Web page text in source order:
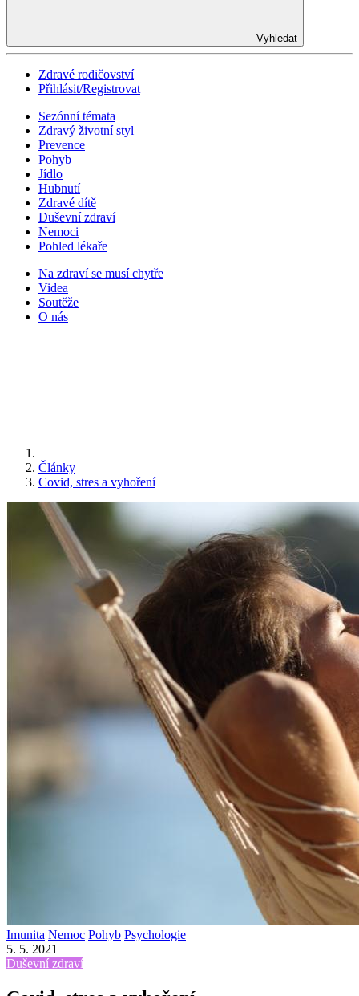
Vyhledat
Zdravé rodičovství
Přihlásit/Registrovat
Sezónní témata
Zdravý životní styl
Prevence
Pohyb
Jídlo
Hubnutí
Zdravé dítě
Duševní zdraví
Nemoci
Pohled lékaře
Na zdraví se musí chytře
Videa
Soutěže
O nás
Články
Covid, stres a vyhoření
Imunita Nemoc Pohyb Psychologie
5. 5. 2021
Duševní zdraví